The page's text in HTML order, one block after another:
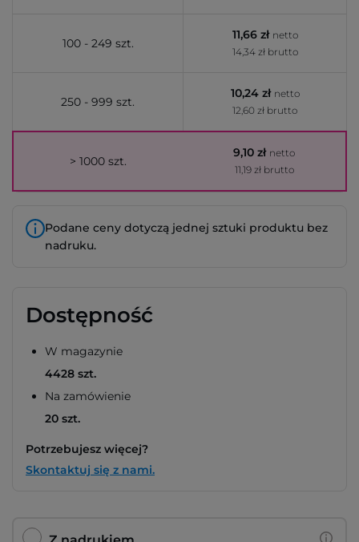
100 - 249 szt.
11,66 zł netto
14,34 zł brutto
250 - 999 szt.
10,24 zł netto
12,60 zł brutto
> 1000 szt.
9,10 zł netto
11,19 zł brutto
Podane ceny dotyczą jednej sztuki produktu bez
nadruku.
Dostępność
W magazynie
4428 szt.
Na zamówienie
20 szt.
Potrzebujesz więcej?
Skontaktuj się z nami.